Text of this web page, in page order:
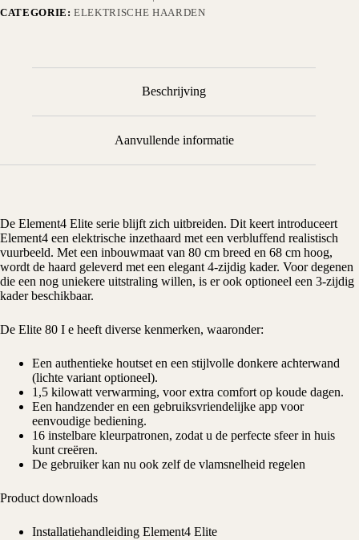
CATEGORIE:ELEKTRISCHE HAARDEN
Beschrijving
Aanvullende informatie
De Element4 Elite serie blijft zich uitbreiden. Dit keert introduceert
Element4 een elektrische inzethaard met een verbluffend realistisch
vuurbeeld. Met een inbouwmaat van 80 cm breed en 68 cm hoog,
wordt de haard geleverd met een elegant 4-zijdig kader. Voor degenen
die een nog uniekere uitstraling willen, is er ook optioneel een 3-zijdig
kader beschikbaar.
De Elite 80 I e heeft diverse kenmerken, waaronder:
Een authentieke houtset en een stijlvolle donkere achterwand
(lichte variant optioneel).
1,5 kilowatt verwarming, voor extra comfort op koude dagen.
Een handzender en een gebruiksvriendelijke app voor
eenvoudige bediening.
16 instelbare kleurpatronen, zodat u de perfecte sfeer in huis
kunt creëren.
De gebruiker kan nu ook zelf de vlamsnelheid regelen
Product downloads
Installatiehandleiding Element4 Elite